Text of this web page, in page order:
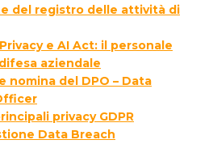
del registro delle attività di
e AI Act: il personale
aziendale
nomina del DPO – Data
privacy GDPR
Data Breach